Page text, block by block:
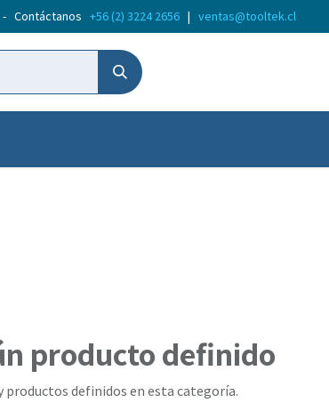
- Contáctanos +56 (2) 3224 2656 | ventas@tooltek.cl
producto definido
productos definidos en esta categoría.